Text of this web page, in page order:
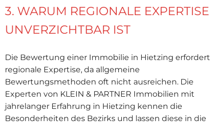
3. WARUM REGIONALE EXPERTISE
UNVERZICHTBAR IST
Die Bewertung einer Immobilie in Hietzing erfordert
regionale Expertise, da allgemeine
Bewertungsmethoden oft nicht ausreichen. Die
Experten von KLEIN & PARTNER Immobilien mit
jahrelanger Erfahrung in Hietzing kennen die
Besonderheiten des Bezirks und lassen diese in die